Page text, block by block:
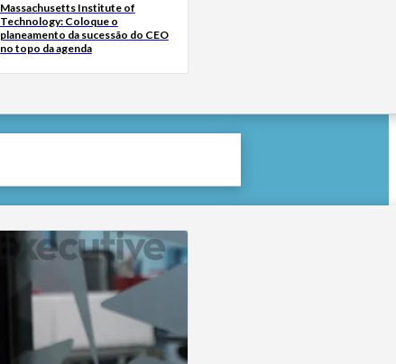
Massachusetts Institute of
Technology: Coloque o
planeamento da sucessão do CEO
no topo da agenda